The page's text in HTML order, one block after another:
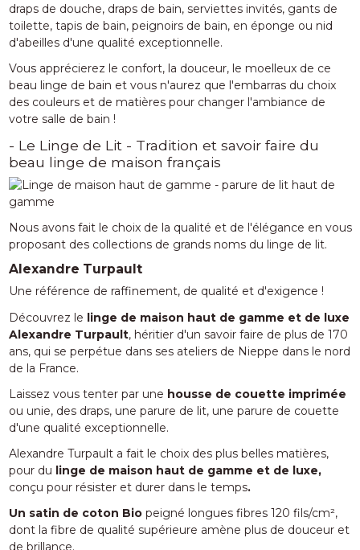
draps de douche, draps de bain, serviettes invités, gants de
toilette, tapis de bain, peignoirs de bain, en éponge ou nid
d'abeilles d'une qualité exceptionnelle.
Vous apprécierez le confort, la douceur, le moelleux de ce
beau linge de bain et vous n'aurez que l'embarras du choix
des couleurs et de matières pour changer l'ambiance de
votre salle de bain !
- Le Linge de Lit - Tradition et savoir faire du
beau linge de maison français
Nous avons fait le choix de la qualité et de l'élégance en vous
proposant des collections de grands noms du linge de lit.
Alexandre Turpault
Une référence de raffinement, de qualité et d'exigence !
Découvrez le linge de maison haut de gamme et de luxe
Alexandre Turpault, héritier d'un savoir faire de plus de 170
ans, qui se perpétue dans ses ateliers de Nieppe dans le nord
de la France.
Laissez vous tenter par une housse de couette imprimée
ou unie, des draps, une parure de lit, une parure de couette
d'une qualité exceptionnelle.
Alexandre Turpault a fait le choix des plus belles matières,
pour du linge de maison haut de gamme et de luxe,
conçu pour résister et durer dans le temps.
Un satin de coton Biopeigné longues fibres 120 fils/cm²,
dont la fibre de qualité supérieure amène plus de douceur et
de brillance.